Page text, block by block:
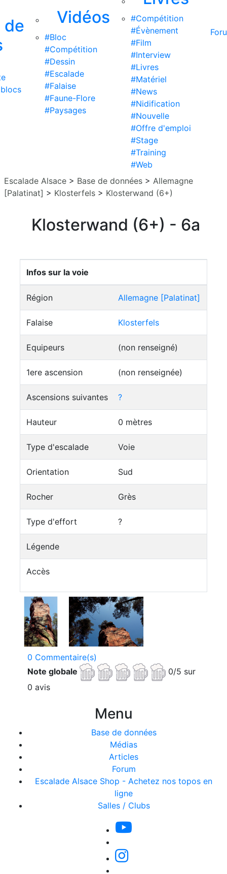
de
Vidéos
#Bloc
#Compétition
#Dessin
#Escalade
#Falaise
#Faune-Flore
#Paysages
#Compétition
#Évènement
#Film
#Interview
#Livres
#Matériel
#News
#Nidification
#Nouvelle
#Offre d'emploi
#Stage
#Training
#Web
Escalade Alsace > Base de données > Allemagne
[Palatinat] > Klosterfels > Klosterwand (6+)
Klosterwand (6+) - 6a
Infos sur la voie
Région Allemagne [Palatinat]
Falaise Klosterfels
Equipeurs (non renseigné)
1ere ascension (non renseignée)
Ascensions suivantes ?
Hauteur 0 mètres
Type d'escalade Voie
Orientation Sud
Rocher Grès
Type d'effort ?
Légende
Accès
0 Commentaire(s)
Note globale
0/5 sur
0 avis
Menu
Base de données
Médias
Articles
Forum
Escalade Alsace Shop - Achetez nos topos en
ligne
Salles / Clubs